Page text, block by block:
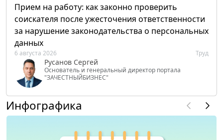
Прием на работу: как законно проверить
соискателя после ужесточения ответственности
за нарушение законодательства о персональных
данных
6 августа 2026 Труд
Русанов Сергей
Основатель и генеральный директор портала
"ЗАЧЕСТНЫЙБИЗНЕС"
Инфографика